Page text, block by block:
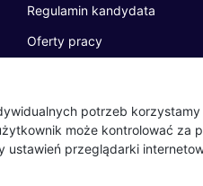
Regulamin kandydata
Oferty pracy
Blog
potrzeb korzystamy
może kontrolować za
ustawień przeglądarki